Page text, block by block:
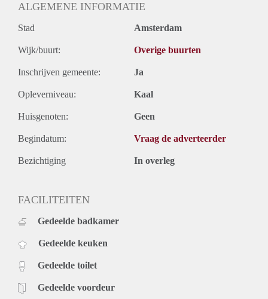
ALGEMENE INFORMATIE
Stad Amsterdam
Wijk/buurt: Overige buurten
Inschrijven gemeente: Ja
Opleverniveau: Kaal
Huisgenoten: Geen
Begindatum: Vraag de adverteerder
Bezichtiging In overleg
FACILITEITEN
Gedeelde badkamer
Gedeelde keuken
Gedeelde toilet
Gedeelde voordeur